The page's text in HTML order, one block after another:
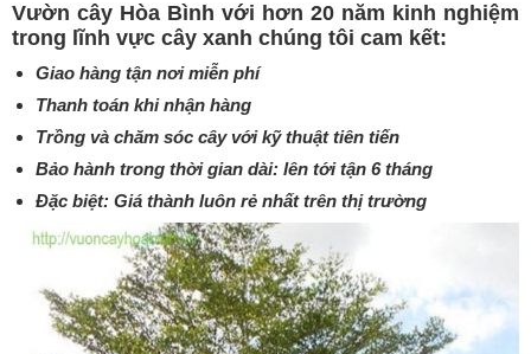
Vườn cây Hòa Bình với hơn 20 năm kinh nghiệm
trong lĩnh vực cây xanh chúng tôi cam kết:
Giao hàng tận nơi miễn phí
Thanh toán khi nhận hàng
Trồng và chăm sóc cây với kỹ thuật tiên tiến
Bảo hành trong thời gian dài: lên tới tận 6 tháng
Đặc biệt: Giá thành luôn rẻ nhất trên thị trường